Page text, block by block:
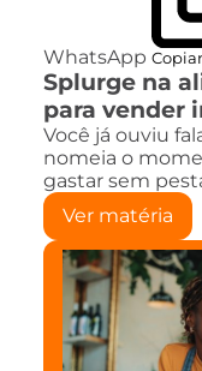
WhatsApp
Splurge na
para vender
Você já ouviu
nomeia o
gastar sem
Ver matéria